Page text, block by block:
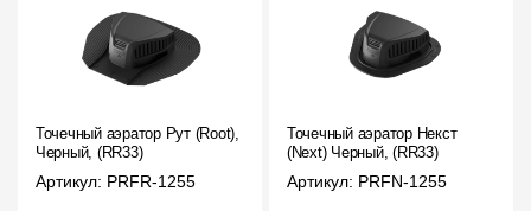
Точечный аэратор Рут (Root),
Черный, (RR33)
Артикул: PRFR-1255
Точечный аэратор Некст
(Next) Черный, (RR33)
Артикул: PRFN-1255